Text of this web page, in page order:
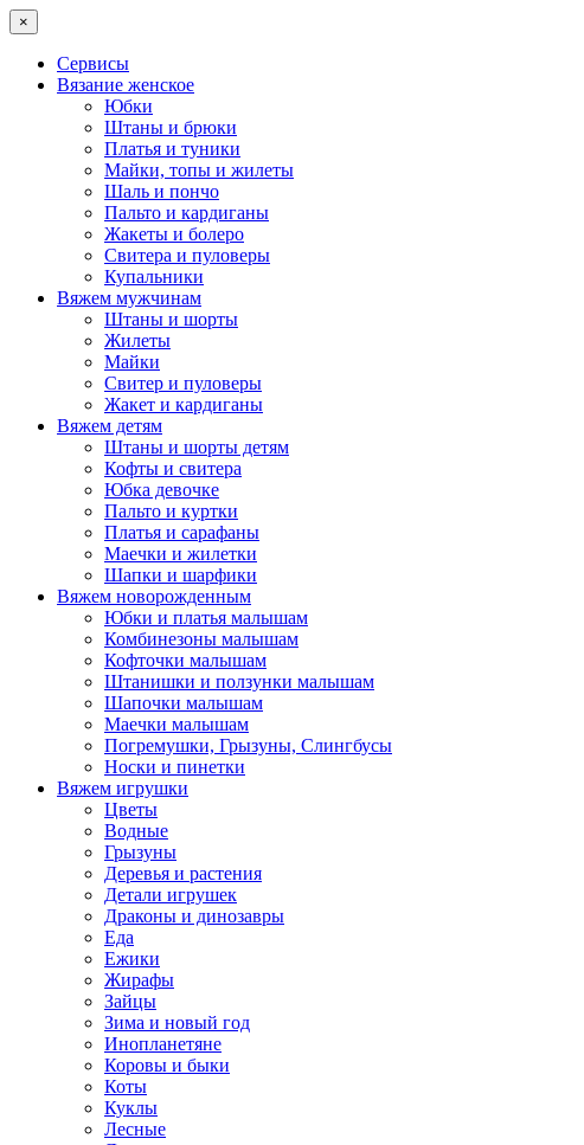
×
Сервисы
Вязание женское
Юбки
Штаны и брюки
Платья и туники
Майки, топы и жилеты
Шаль и пончо
Пальто и кардиганы
Жакеты и болеро
Свитера и пуловеры
Купальники
Вяжем мужчинам
Штаны и шорты
Жилеты
Майки
Свитер и пуловеры
Жакет и кардиганы
Вяжем детям
Штаны и шорты детям
Кофты и свитера
Юбка девочке
Пальто и куртки
Платья и сарафаны
Маечки и жилетки
Шапки и шарфики
Вяжем новорожденным
Юбки и платья малышам
Комбинезоны малышам
Кофточки малышам
Штанишки и ползунки малышам
Шапочки малышам
Маечки малышам
Погремушки, Грызуны, Слингбусы
Носки и пинетки
Вяжем игрушки
Цветы
Водные
Грызуны
Деревья и растения
Детали игрушек
Драконы и динозавры
Еда
Ежики
Жирафы
Зайцы
Зима и новый год
Инопланетяне
Коровы и быки
Коты
Куклы
Лесные